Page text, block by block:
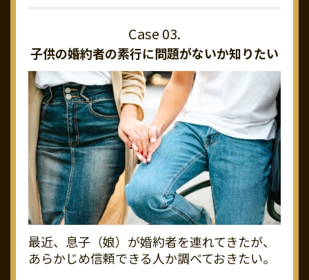
子供の婚約者の素行に問題がないか知りたい
最近、息子（娘）が婚約者を連れてきたが、
あらかじめ信頼できる人か調べておきたい。